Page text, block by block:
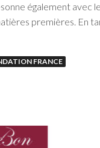
également avec
premières. En
FRANCE